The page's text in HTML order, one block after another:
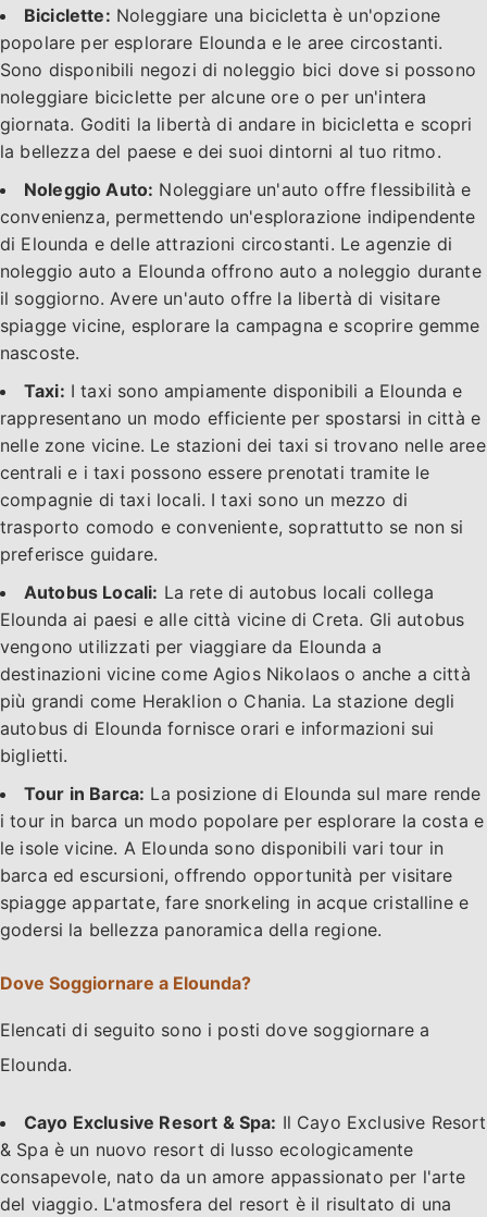
Biciclette: Noleggiare una bicicletta è un'opzione
popolare per esplorare Elounda e le aree circostanti.
Sono disponibili negozi di noleggio bici dove si possono
noleggiare biciclette per alcune ore o per un'intera
giornata. Goditi la libertà di andare in bicicletta e scopri
la bellezza del paese e dei suoi dintorni al tuo ritmo.
Noleggio Auto: Noleggiare un'auto offre flessibilità e
convenienza, permettendo un'esplorazione indipendente
di Elounda e delle attrazioni circostanti. Le agenzie di
noleggio auto a Elounda offrono auto a noleggio durante
il soggiorno. Avere un'auto offre la libertà di visitare
spiagge vicine, esplorare la campagna e scoprire gemme
nascoste.
Taxi: I taxi sono ampiamente disponibili a Elounda e
rappresentano un modo efficiente per spostarsi in città e
nelle zone vicine. Le stazioni dei taxi si trovano nelle aree
centrali e i taxi possono essere prenotati tramite le
compagnie di taxi locali. I taxi sono un mezzo di
trasporto comodo e conveniente, soprattutto se non si
preferisce guidare.
Autobus Locali: La rete di autobus locali collega
Elounda ai paesi e alle città vicine di Creta. Gli autobus
vengono utilizzati per viaggiare da Elounda a
destinazioni vicine come Agios Nikolaos o anche a città
più grandi come Heraklion o Chania. La stazione degli
autobus di Elounda fornisce orari e informazioni sui
biglietti.
Tour in Barca: La posizione di Elounda sul mare rende
i tour in barca un modo popolare per esplorare la costa e
le isole vicine. A Elounda sono disponibili vari tour in
barca ed escursioni, offrendo opportunità per visitare
spiagge appartate, fare snorkeling in acque cristalline e
godersi la bellezza panoramica della regione.
Dove Soggiornare a Elounda?
Elencati di seguito sono i posti dove soggiornare a
Elounda.
Cayo Exclusive Resort & Spa: Il Cayo Exclusive Resort
& Spa è un nuovo resort di lusso ecologicamente
consapevole, nato da un amore appassionato per l'arte
del viaggio. L'atmosfera del resort è il risultato di una